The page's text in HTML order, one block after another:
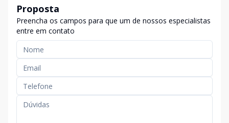
Proposta
Preencha os campos para que um de nossos especialistas
entre em contato